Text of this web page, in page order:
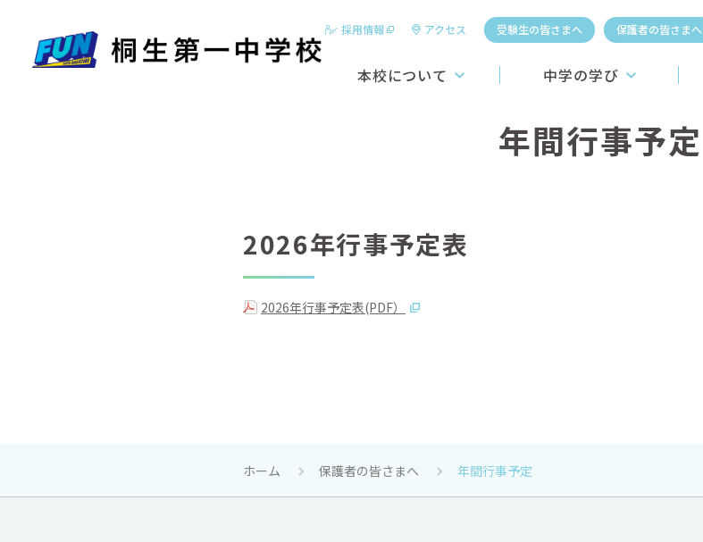
採用情報 アクセス 受験生の皆さまへ 保護者の皆さまへ
本校について
動画【学校紹介】
中学の学び
教育システム
学習システム
年間行事予定
2026年行事予定表
2026年行事予定表(PDF）
ホーム 保護者の皆さまへ 年間行事予定